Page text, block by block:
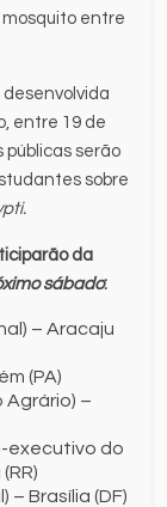
entre
entre 19 de
públicas serão
sobre
da
sábado:
– Aracaju
(PA)
Agrário) –
executivo do
– Brasília (DF)